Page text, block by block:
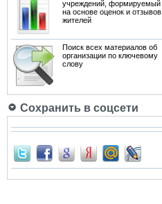
учреждений, формируемый
на основе оценок и отзывов
жителей
Поиск всех материалов об
организации по ключевому
слову
Сохранить в соцсети